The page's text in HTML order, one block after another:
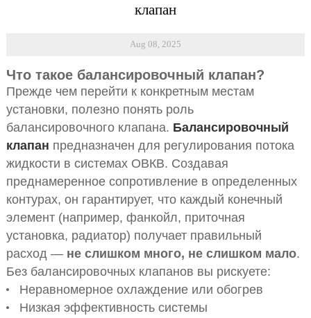
клапан
Aug 08, 2025
Что такое балансировочный клапан?
Прежде чем перейти к конкретным местам
установки, полезно понять роль
балансировочного клапана. Балансировочный
клапан предназначен для регулирования потока
жидкости в системах ОВКВ. Создавая
преднамеренное сопротивление в определенных
контурах, он гарантирует, что каждый конечный
элемент (например, фанкойл, приточная
установка, радиатор) получает правильный
расход — не слишком много, не слишком мало.
Без балансировочных клапанов вы рискуете:
Неравномерное охлаждение или обогрев
Низкая эффективность системы